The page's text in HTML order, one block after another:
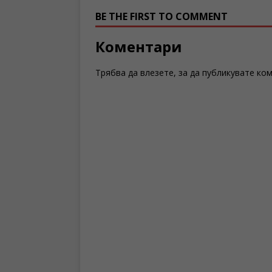
BE THE FIRST TO COMMENT
Коментари
Трябва да влезете, за да публикувате